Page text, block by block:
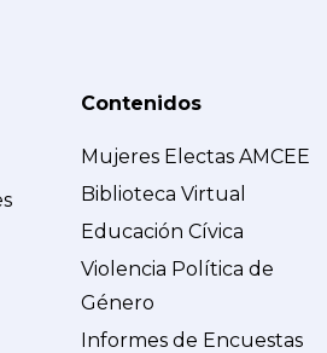
Contenidos
Mujeres Electas AMCEE
Biblioteca Virtual
Educación Cívica
Violencia Política de
Género
Informes de Encuestas